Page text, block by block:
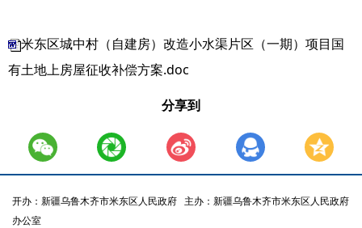
米东区城中村（自建房）改造小水渠片区（一期）项目国
有土地上房屋征收补偿方案.doc
分享到
开办：新疆乌鲁木齐市米东区人民政府 主办：新疆乌鲁木齐市米东区人民政府
办公室